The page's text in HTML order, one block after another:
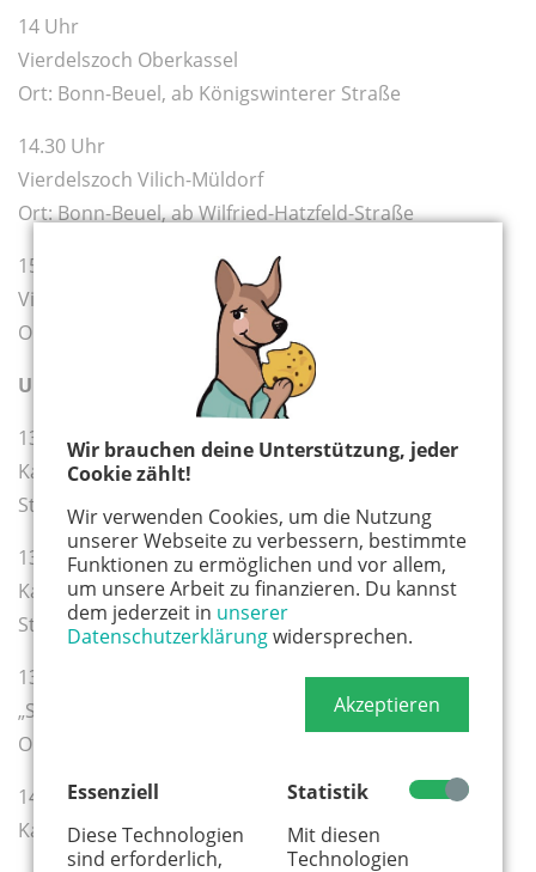
Wir brauchen deine Unterstützung, jeder
Cookie zählt!
Wir verwenden Cookies, um die Nutzung
unserer Webseite zu verbessern, bestimmte
Funktionen zu ermöglichen und vor allem,
um unsere Arbeit zu finanzieren. Du kannst
dem jederzeit in unserer
Datenschutzerklärungwidersprechen.
Akzeptieren
Essenziell
Diese Technologien
sind erforderlich,
Statistik
Mit diesen
Technologien
14 Uhr
Vierdelszoch Oberkassel
Ort: Bonn-Beuel, ab Königswinterer Straße
14.30 Uhr
Vierdelszoch Vilich-Müldorf
Ort: Bonn-Beuel, ab Wilfried-Hatzfeld-Straße
15 Uhr
Vierdelszoch Lessenich-Meßdorf
Ort: Bonn, ab Gielsdorfer Straße
Umland
13.11 Uhr
Karnevalszug in Bensberg
Start: Einmündung
Rathenaustraße
13.30 Uhr
Karnevalsumzug in Brühl-Badorf
Start: Ahornweg
13.33 Uhr
„Schliebijer Schull- un Veedelszoch“
Ort: Leverkusen-Schlebusch
14 Uhr
Karnevalszug in Leichlingen